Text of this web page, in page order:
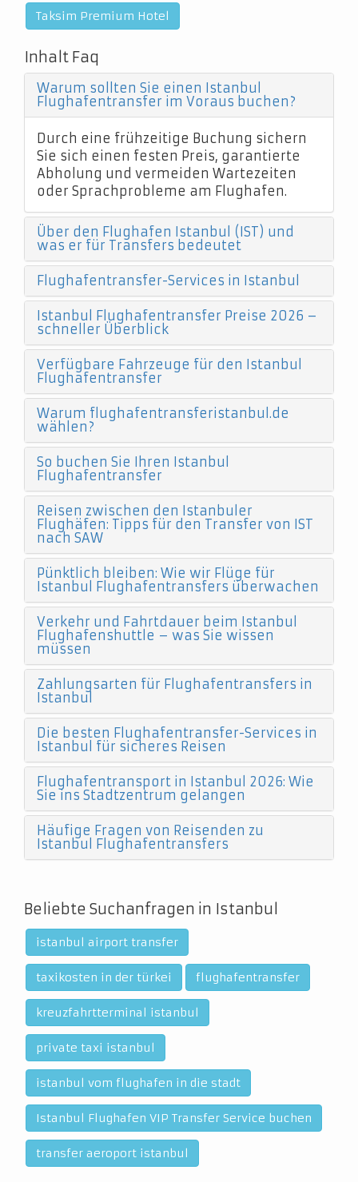
Taksim Premium Hotel
Inhalt Faq
Warum sollten Sie einen Istanbul
Flughafentransfer im Voraus buchen?
Durch eine frühzeitige Buchung sichern
Sie sich einen festen Preis, garantierte
Abholung und vermeiden Wartezeiten
oder Sprachprobleme am Flughafen.
Über den Flughafen Istanbul (IST) und
was er für Transfers bedeutet
Flughafentransfer-Services in Istanbul
Istanbul Flughafentransfer Preise 2026 –
schneller Überblick
Verfügbare Fahrzeuge für den Istanbul
Flughafentransfer
Warum flughafentransferistanbul.de
wählen?
So buchen Sie Ihren Istanbul
Flughafentransfer
Reisen zwischen den Istanbuler
Flughäfen: Tipps für den Transfer von IST
nach SAW
Pünktlich bleiben: Wie wir Flüge für
Istanbul Flughafentransfers überwachen
Verkehr und Fahrtdauer beim Istanbul
Flughafenshuttle – was Sie wissen
müssen
Zahlungsarten für Flughafentransfers in
Istanbul
Die besten Flughafentransfer-Services in
Istanbul für sicheres Reisen
Flughafentransport in Istanbul 2026: Wie
Sie ins Stadtzentrum gelangen
Häufige Fragen von Reisenden zu
Istanbul Flughafentransfers
Beliebte Suchanfragen in Istanbul
istanbul airport transfer
taxikosten in der türkei flughafentransfer
kreuzfahrtterminal istanbul
private taxi istanbul
istanbul vom flughafen in die stadt
Istanbul Flughafen VIP Transfer Service buchen
transfer aeroport istanbul